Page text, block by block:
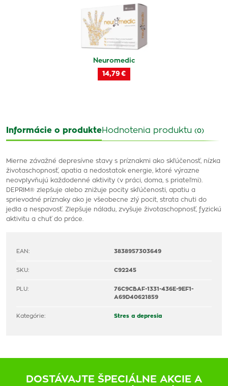
Neuromedic
14,79 €
Informácie o produkteHodnotenia produktu (0)
Mierne závažné depresívne stavy s príznakmi ako skľúčenosť, nízka
životaschopnosť, apatia a nedostatok energie, ktoré výrazne
neovplyvňujú každodenné aktivity (v práci, doma, s priateľmi).
DEPRIM® zlepšuje alebo znižuje pocity skľúčenosti, apatiu a
sprievodné príznaky ako je všeobecne zlý pocit, strata chuti do
jedla a nespavosť. Zlepšuje náladu, zvyšuje životaschopnosť, fyzickú
aktivitu a chuť do práce.
EAN: 3838957303649
SKU: C92245
PLU:
76C9CBAF-1331-436E-9EF1-
A69D40621859
Kategórie: Stres a depresia
DOSTÁVAJTE ŠPECIÁLNE AKCIE A